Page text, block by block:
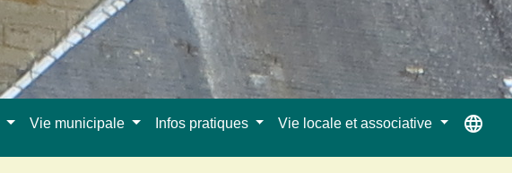
Vie municipale Infos pratiques Vie locale et associative language